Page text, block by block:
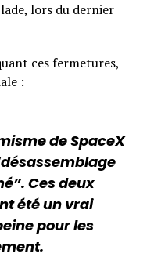
lors du dernier
ces fermetures,
:
de SpaceX
Ces deux
été un vrai
pour les